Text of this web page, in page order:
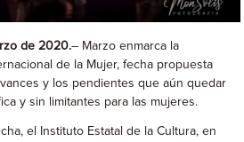
de 2020.– Marzo enmarca la
de la Mujer, fecha propuesta
y los pendientes que aún quedar
y sin limitantes para las mujeres.
el Instituto Estatal de la Cultura, en